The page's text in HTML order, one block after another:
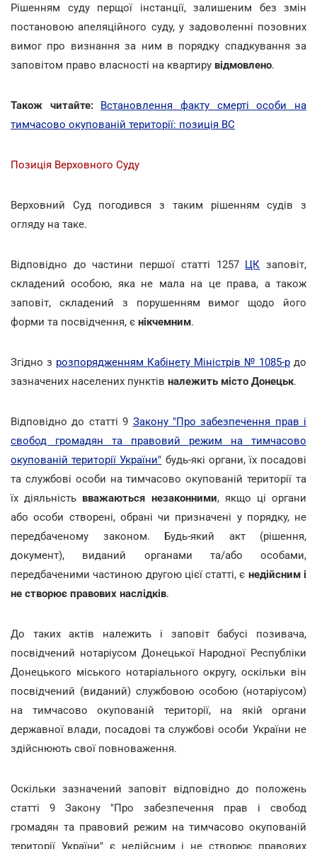
Рішенням суду перщої інстанції, залишеним без змін
постановою апеляційного суду, у задоволенні позовних
вимог про визнання за ним в порядку спадкування за
заповітом право власності на квартиру відмовлено.
Також читайте: Встановлення факту смерті особи на
тимчасово окупованій території: позиція ВС
Позиція Верховного Суду
Верховний Суд погодився з таким рішенням судів з
огляду на таке.
Відповідно до частини першої статті 1257 ЦК заповіт,
складений особою, яка не мала на це права, а також
заповіт, складений з порушенням вимог щодо його
форми та посвідчення, є нікчемним.
Згідно з розпорядженням Кабінету Міністрів № 1085-р до
зазначених населених пунктів належить місто Донецьк.
Відповідно до статті 9 Закону "Про забезпечення прав і
свобод громадян та правовий режим на тимчасово
окупованій території України" будь-які органи, їх посадові
та службові особи на тимчасово окупованій території та
їх діяльність вважаються незаконними, якщо ці органи
або особи створені, обрані чи призначені у порядку, не
передбаченому законом. Будь-який акт (рішення,
документ), виданий органами та/або особами,
передбаченими частиною другою цієї статті, є недійсним і
не створює правових наслідків.
До таких актів належить і заповіт бабусі позивача,
посвідчений нотаріусом Донецької Народної Республіки
Донецького міського нотаріального округу, оскільки він
посвідчений (виданий) службовою особою (нотаріусом)
на тимчасово окупованій території, на якій органи
державної влади, посадові та службові особи України не
здійснюють свої повноваження.
Оскільки зазначений заповіт відповідно до положень
статті 9 Закону "Про забезпечення прав і свобод
громадян та правовий режим на тимчасово окупованій
території України" є недійсним і не створює правових